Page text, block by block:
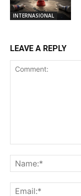
INTERNASIONAL
LEAVE A REPLY